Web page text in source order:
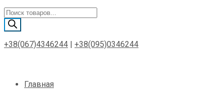
Поиск
товаров
+38(067)4346244 | +38(095)0346244
Skip
Главная